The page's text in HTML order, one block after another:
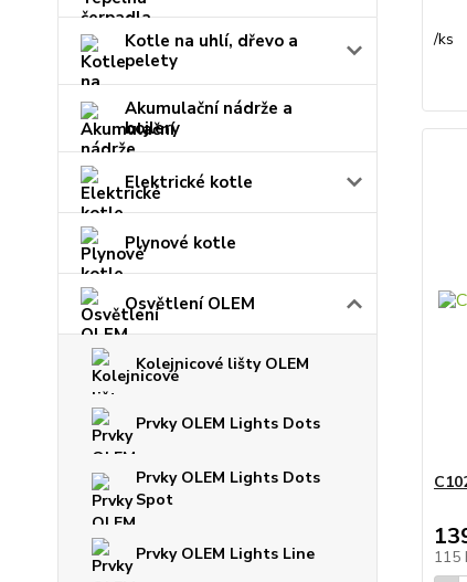
Kotle na uhlí, dřevo a
pelety
Akumulační nádrže a
bojlery
Elektrické kotle
Plynové kotle
Osvětlení OLEM
Kolejnicové lišty OLEM
Prvky OLEM Lights Dots
Prvky OLEM Lights Dots
Spot
Prvky OLEM Lights Line
/ks
115